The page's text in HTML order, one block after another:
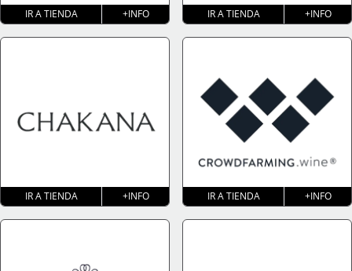
IR A TIENDA +INFO IR A TIENDA +INFO
IR A TIENDA +INFO IR A TIENDA +INFO